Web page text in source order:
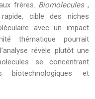
frères. Biomolecules,
cible des niches
avec un impact
thématique pourrait
révèle plutôt une
se concentrant
biotechnologiques et